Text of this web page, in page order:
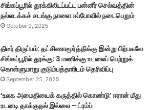
சிங்கப்பூரில் தூக்கிலிடப்பட்ட பன்னீர் செல்வத்தின்
நல்லடக்கச் சடங்கு நாளை ஈப்போவில் நடைபெறும்
October 9, 2025
திடீர் திருப்பம்: தட்சிணாமூர்த்திக்கு இன்று பிற்பகலே
சிங்கப்பூரில் தூக்கு; 3 மணிக்கு உடலைப் பெற்றுக்
கொள்ளுமாறு குடும்பத்தாரிடம் தெரிவிப்பு
September 25, 2025
‘உலக அமைதியைக் கருத்தில் கொண்டு’ ஈரான் மீது
உடனடி தாக்குதல் இல்லை – ட்ரம்ப்